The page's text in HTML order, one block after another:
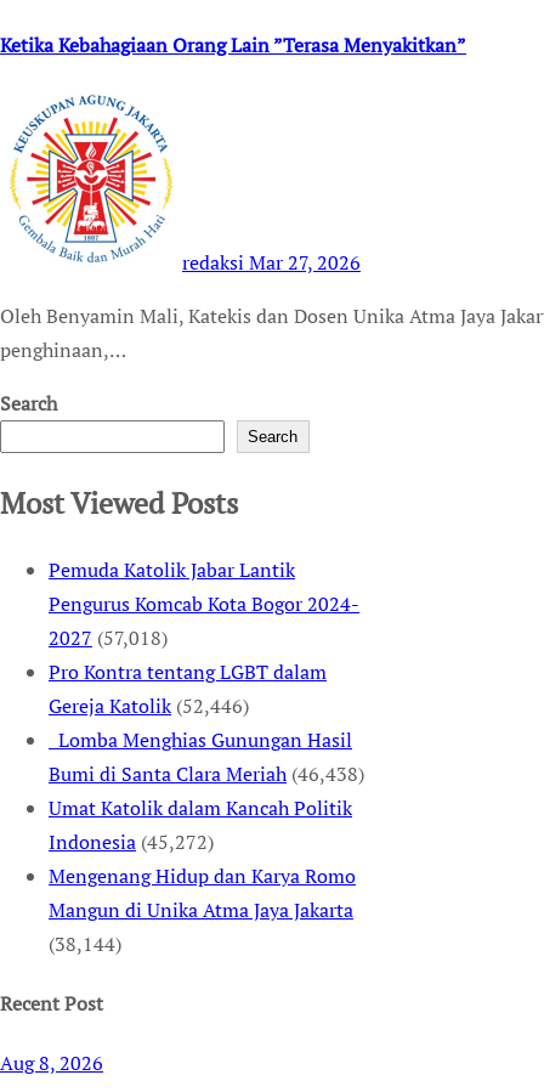
Ketika Kebahagiaan Orang Lain ”Terasa Menyakitkan”
redaksi Mar 27, 2026
Oleh Benyamin Mali, Katekis dan Dosen Unika Atma Jaya Jakarta “Dari iri hati lahirlah dengki, fitnah, ujaran
penghinaan,…
Search
Search
Most Viewed Posts
Pemuda Katolik Jabar Lantik
Pengurus Komcab Kota Bogor 2024-
2027 (57,018)
Pro Kontra tentang LGBT dalam
Gereja Katolik (52,446)
Lomba Menghias Gunungan Hasil
Bumi di Santa Clara Meriah (46,438)
Umat Katolik dalam Kancah Politik
Indonesia (45,272)
Mengenang Hidup dan Karya Romo
Mangun di Unika Atma Jaya Jakarta
(38,144)
Recent Post
Aug 8, 2026